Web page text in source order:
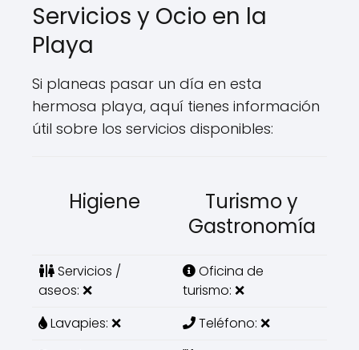
Servicios y Ocio en la
Playa
Si planeas pasar un día en esta
hermosa playa, aquí tienes información
útil sobre los servicios disponibles:
Higiene
Turismo y
Gastronomía
Servicios /
aseos: ❌
Oficina de
turismo: ❌
Lavapies: ❌
Teléfono: ❌